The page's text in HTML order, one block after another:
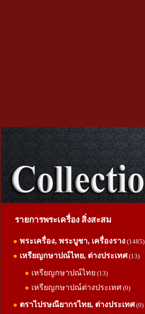
รายการพระเครื่อง สิ่งสะสม
พระเครื่อง, พระบูชา, เครื่องราง (1485)
เหรียญกษาปณ์ไทย, ต่างประเทศ(13)
เหรียญกษาปณ์ไทย (13)
เหรียญกษาปณ์ต่างประเทศ (0)
ตราไปรษณียากรไทย, ต่างประเทศ(0)